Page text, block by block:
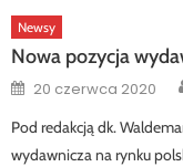
Newsy
Nowa pozycja
Posted
on
20 czerwca 2020
Pod redakcją dk.
wydawnicza na rynku